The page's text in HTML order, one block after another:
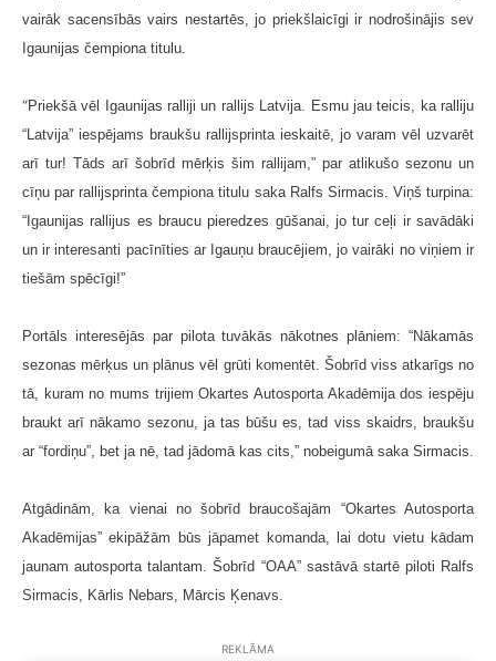
vairāk sacensībās vairs nestartēs, jo priekšlaicīgi ir nodrošinājis sev
Igaunijas čempiona titulu.
“Priekšā vēl Igaunijas ralliji un rallijs Latvija. Esmu jau teicis, ka ralliju
“Latvija” iespējams braukšu rallijsprinta ieskaitē, jo varam vēl uzvarēt
arī tur! Tāds arī šobrīd mērķis šim rallijam,” par atlikušo sezonu un
cīņu par rallijsprinta čempiona titulu saka Ralfs Sirmacis. Viņš turpina:
“Igaunijas rallijus es braucu pieredzes gūšanai, jo tur ceļi ir savādāki
un ir interesanti pacīnīties ar Igauņu braucējiem, jo vairāki no viņiem ir
tiešām spēcīgi!”
Portāls interesējās par pilota tuvākās nākotnes plāniem: “Nākamās
sezonas mērķus un plānus vēl grūti komentēt. Šobrīd viss atkarīgs no
tā, kuram no mums trijiem Okartes Autosporta Akadēmija dos iespēju
braukt arī nākamo sezonu, ja tas būšu es, tad viss skaidrs, braukšu
ar “fordiņu”, bet ja nē, tad jādomā kas cits,” nobeigumā saka Sirmacis.
Atgādinām, ka vienai no šobrīd braucošajām “Okartes Autosporta
Akadēmijas” ekipāžām būs jāpamet komanda, lai dotu vietu kādam
jaunam autosporta talantam. Šobrīd “OAA” sastāvā startē piloti Ralfs
Sirmacis, Kārlis Nebars, Mārcis Ķenavs.
REKLĀMA